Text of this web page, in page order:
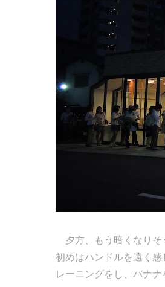
夕方、もう暗くなりそ
初めはハンドルを遠く
レーニングをし、バナナ